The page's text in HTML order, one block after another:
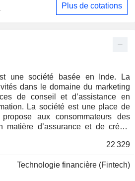
une société basée en Inde. La
dans le domaine du marketing
de conseil et d’assistance en
La société est une place de
aux consommateurs des
matière d’assurance et de crédit.
qui regroupe les services de
provenant des services
22 329
Technologie financière (Fintech)
Plus de cotations